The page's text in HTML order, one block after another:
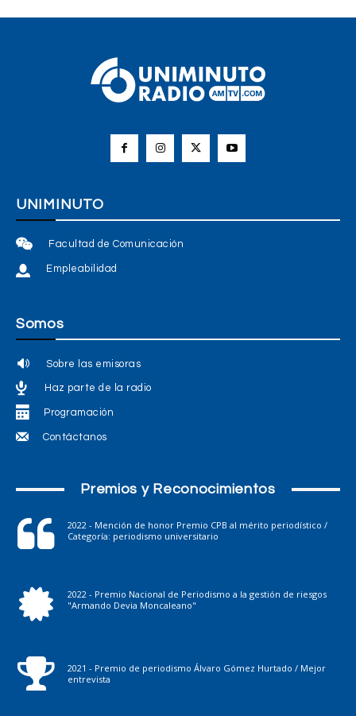
UNIMINUTO
Facultad de Comunicación
Empleabilidad
Somos
Sobre las emisoras
Haz parte de la radio
Programación
Contáctanos
Premios y Reconocimientos
2022 - Mención de honor Premio CPB al mérito periodístico /
Categoría: periodismo universitario
2022 - Premio Nacional de Periodismo a la gestión de riesgos
"Armando Devia Moncaleano"
2021 - Premio de periodismo Álvaro Gómez Hurtado / Mejor
entrevista